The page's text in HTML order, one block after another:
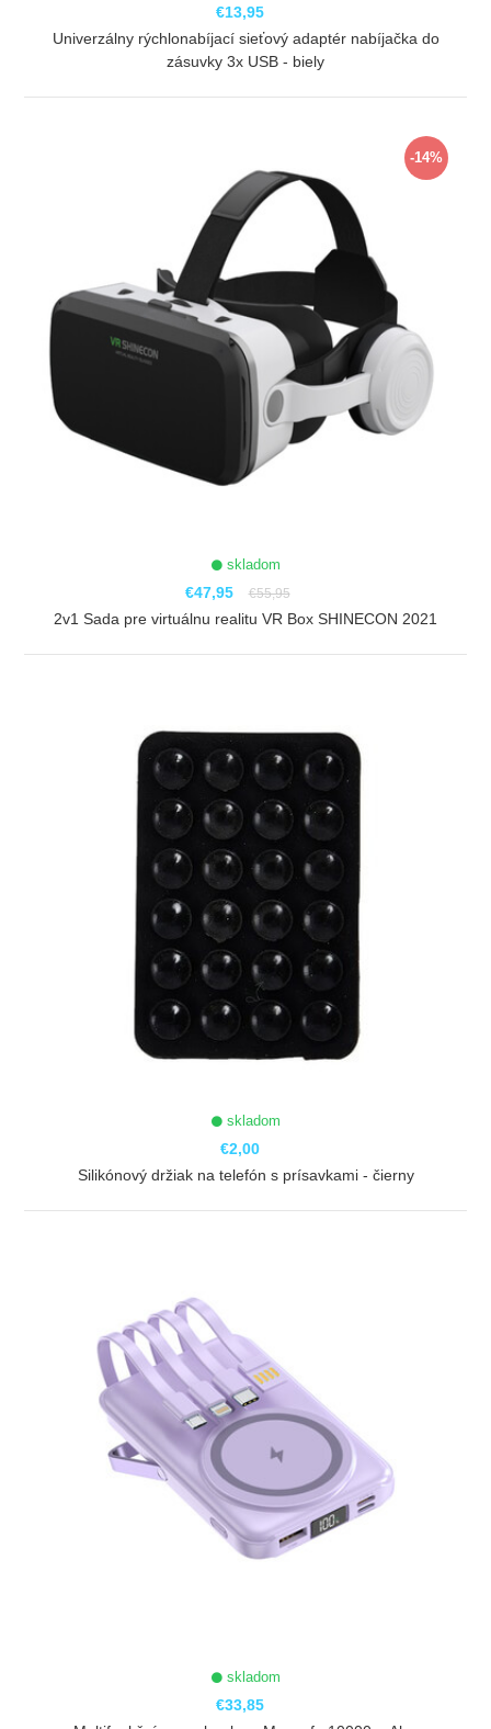
€13,95
Univerzálny rýchlonabíjací sieťový adaptér nabíjačka do
zásuvky 3x USB - biely
-14%
skladom
€47,95 €55,95
2v1 Sada pre virtuálnu realitu VR Box SHINECON 2021
skladom
€2,00
Silikónový držiak na telefón s prísavkami - čierny
skladom
€33,85